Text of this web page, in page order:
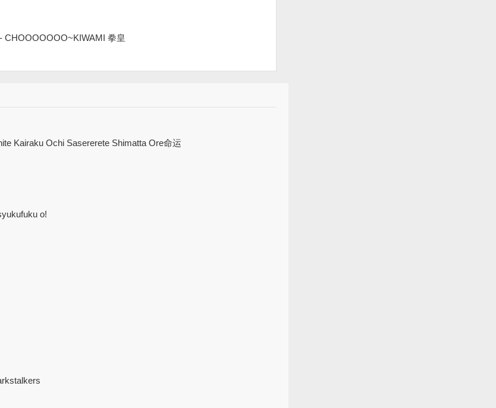
CHOOOOOOO~KIWAMI 拳皇
Kairaku Ochi Sasererete Shimatta Ore命运
o!